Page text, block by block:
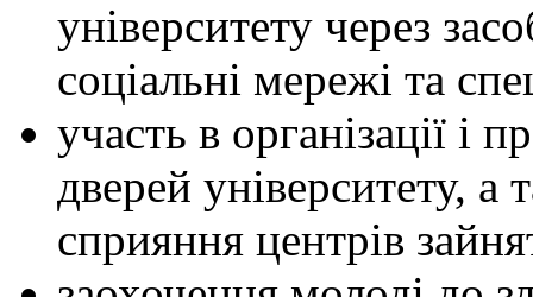
університету через
соціальні мережі та
участь в організації і
дверей університету,
сприяння центрів